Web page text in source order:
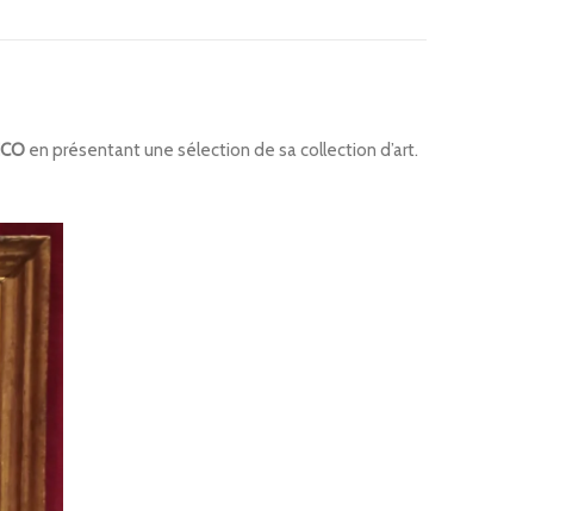
en présentant une sélection de sa collection d’art.